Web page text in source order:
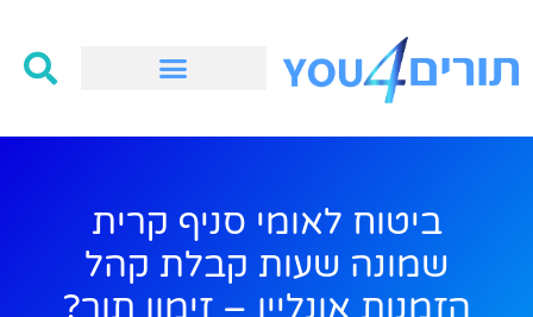
ביטוח לאומי סניף קרית
שמונה שעות קבלת קהל